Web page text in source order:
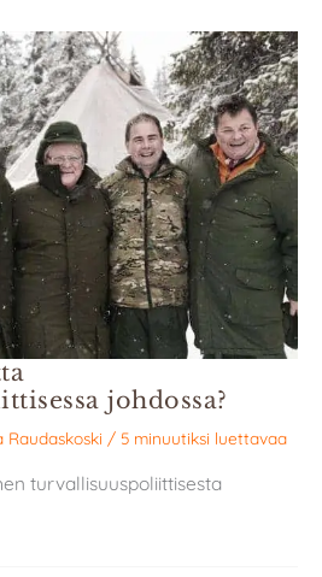
johdossa?
Raudaskoski / 5 minuutiksi luettavaa
turvallisuuspoliittisesta